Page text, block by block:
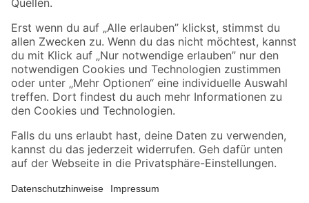
Sicher einkaufen
Jetzt die toom-App herunterladen
Alle Preisangaben in EUR inkl. gesetzl. MwSt.. Die dargestellten Angebote sind unter
Umständen nicht in allen Märkten verfügbar. Die angegebenen Verfügbarkeiten beziehen
Produkte nur solange der Vorrat reicht.
*Paketversand ab 59 € versandkostenfrei, gilt nicht für Artikel mit Speditionsversand, hier